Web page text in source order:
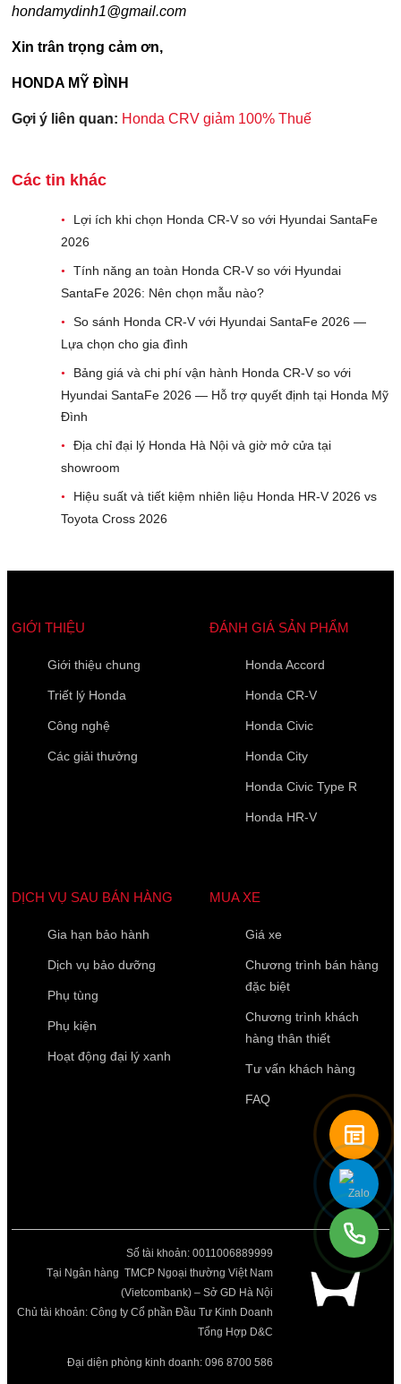
hondamydinh1@gmail.com
Xin trân trọng cảm ơn,
HONDA MỸ ĐÌNH
Gợi ý liên quan: Honda CRV giảm 100% Thuế
Các tin khác
•
Lợi ích khi chọn Honda CR-V so với Hyundai SantaFe
2026
•
Tính năng an toàn Honda CR-V so với Hyundai
SantaFe 2026: Nên chọn mẫu nào?
•
So sánh Honda CR-V với Hyundai SantaFe 2026 —
Lựa chọn cho gia đình
•
Bảng giá và chi phí vận hành Honda CR-V so với
Hyundai SantaFe 2026 — Hỗ trợ quyết định tại Honda Mỹ
Đình
•
Địa chỉ đại lý Honda Hà Nội và giờ mở cửa tại
showroom
•
Hiệu suất và tiết kiệm nhiên liệu Honda HR-V 2026 vs
Toyota Cross 2026
GIỚI THIỆU
Giới thiệu chung
Triết lý Honda
Công nghệ
Các giải thưởng
ĐÁNH GIÁ SẢN PHẨM
Honda Accord
Honda CR-V
Honda Civic
Honda City
Honda Civic Type R
Honda HR-V
DỊCH VỤ SAU BÁN HÀNG
Gia hạn bảo hành
Dịch vụ bảo dưỡng
Phụ tùng
Phụ kiện
Hoạt động đại lý xanh
MUA XE
Giá xe
Chương trình bán hàng
đặc biệt
Chương trình khách
hàng thân thiết
Tư vấn khách hàng
FAQ
Số tài khoản: 0011006889999
Tại Ngân hàng TMCP Ngoại thường Việt Nam
(Vietcombank) – Sở GD Hà Nội
Chủ tài khoản: Công ty Cổ phần Đầu Tư Kinh Doanh
Tổng Hợp D&C
Đại diện phòng kinh doanh: 096 8700 586